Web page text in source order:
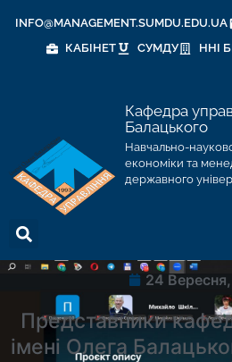
INFO@MANAGEMENT.SUMDU.EDU.UA
КАБІНЕТ
СУМДУ ННІ
Кафедра
Балацького
Навчально-
економіки та
державного
24
Представники
імені Олега